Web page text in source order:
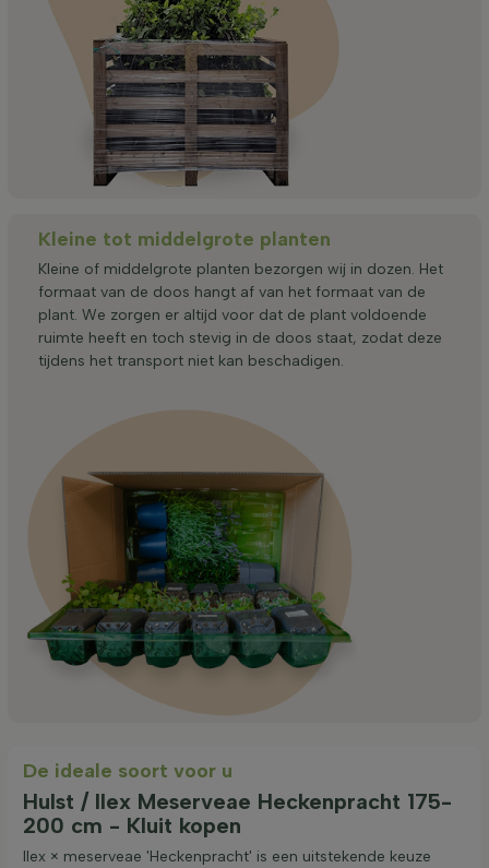
Kleine tot middelgrote planten
Kleine of middelgrote planten bezorgen wij in dozen. Het
formaat van de doos hangt af van het formaat van de
plant. We zorgen er altijd voor dat de plant voldoende
ruimte heeft en toch stevig in de doos staat, zodat deze
tijdens het transport niet kan beschadigen.
De ideale soort voor u
Hulst / Ilex Meserveae Heckenpracht 175-
200 cm - Kluit kopen
Ilex × meserveae 'Heckenpracht' is een uitstekende keuze